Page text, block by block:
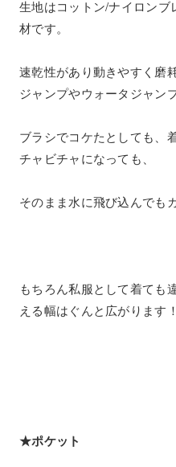
生地はコットン/ナイロン
材です。
速乾性があり動きやすく磨
ジャンプやウォータジャン
ブラシでコケたとしても、
チャビチャになっても、
そのまま水に飛び込んでも
もちろん私服として着ても
える幅はぐんと広がります！
★ポケット